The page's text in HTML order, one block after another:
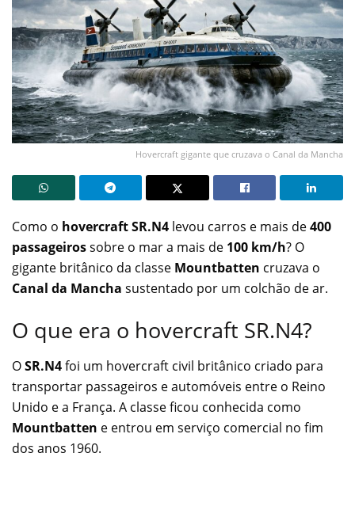
Hovercraft gigante que cruzava o Canal da Mancha
Como o hovercraft SR.N4 levou carros e mais de400
passageirossobre o mar a mais de 100 km/h? O
gigante britânico da classe Mountbatten cruzava o
Canal da Mancha sustentado por um colchão de ar.
O que era o hovercraft SR.N4?
OSR.N4foi um hovercraft civil britânico criado para
transportar passageiros e automóveis entre o Reino
Unido e a França. A classe ficou conhecida como
Mountbatten e entrou em serviço comercial no fim
dos anos 1960.